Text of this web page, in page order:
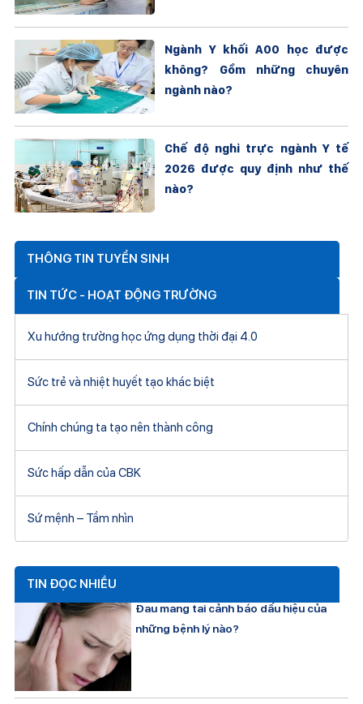
Ngành Y khối A00 học được
không? Gồm những chuyên
ngành nào?
Chế độ nghỉ trực ngành Y tế
2026 được quy định như thế
nào?
THÔNG TIN TUYỂN SINH
TIN TỨC - HOẠT ĐỘNG TRƯỜNG
Xu hướng trường học ứng dụng thời đại 4.0
Sức trẻ và nhiệt huyết tạo khác biệt
Chính chúng ta tạo nên thành công
Sức hấp dẫn của CBK
Sứ mệnh – Tầm nhìn
TIN ĐỌC NHIỀU
Đau mang tai cảnh báo dấu hiệu của
những bệnh lý nào?